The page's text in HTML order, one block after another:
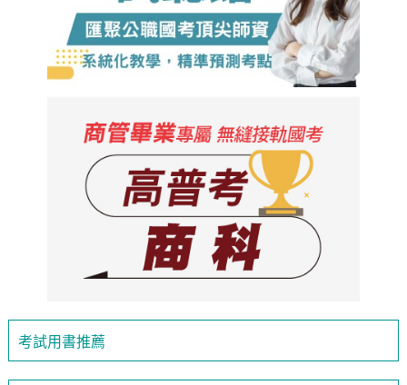
考試用書推薦